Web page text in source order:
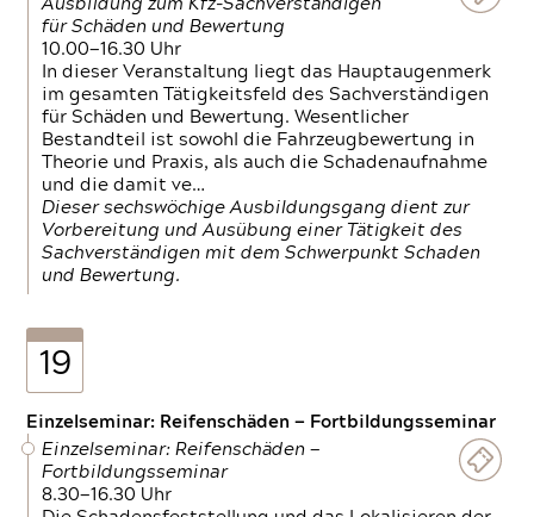
Ausbildung zum Kfz-Sachverständigen
für Schäden und Bewertung
10.00—16.30 Uhr
In dieser Veranstaltung liegt das Hauptaugenmerk
im gesamten Tätigkeitsfeld des Sachverständigen
für Schäden und Bewertung. Wesentlicher
Bestandteil ist sowohl die Fahrzeugbewertung in
Theorie und Praxis, als auch die Schadenaufnahme
und die damit ve…
Dieser sechswöchige Ausbildungsgang dient zur
Vorbereitung und Ausübung einer Tätigkeit des
Sachverständigen mit dem Schwerpunkt Schaden
und Bewertung.
19
Einzelseminar: Reifenschäden — Fortbildungsseminar
Einzelseminar: Reifenschäden —
Fortbildungsseminar
8.30—16.30 Uhr